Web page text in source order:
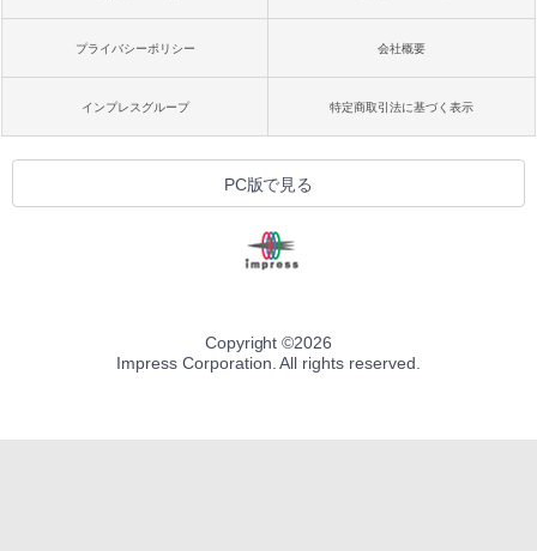
プライバシーポリシー 会社概要
インプレスグループ 特定商取引法に基づく表示
PC版で見る
Copyright ©2026
Impress Corporation. All rights reserved.